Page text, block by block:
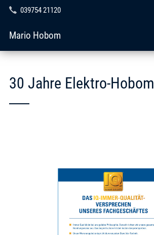
039754 21120
Mario Hobom
30 Jahre Elektro-Hobom